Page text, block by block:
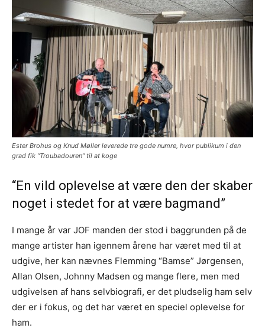
Ester Brohus og Knud Møller leverede tre gode numre, hvor publikum i den
grad fik “Troubadouren” til at koge
“En vild oplevelse at være den der skaber
noget i stedet for at være bagmand”
I mange år var JOF manden der stod i baggrunden på de
mange artister han igennem årene har været med til at
udgive, her kan nævnes Flemming “Bamse” Jørgensen,
Allan Olsen, Johnny Madsen og mange flere, men med
udgivelsen af hans selvbiografi, er det pludselig ham selv
der er i fokus, og det har været en speciel oplevelse for
ham.